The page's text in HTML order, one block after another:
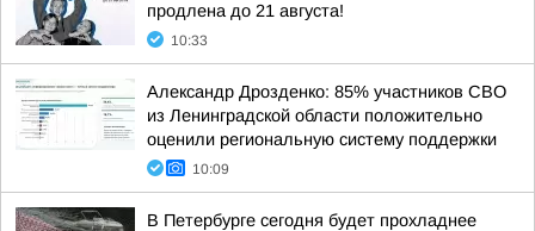
продлена до 21 августа!
10:33
Александр Дрозденко: 85% участников СВО
из Ленинградской области положительно
оценили региональную систему поддержки
10:09
В Петербурге сегодня будет прохладнее